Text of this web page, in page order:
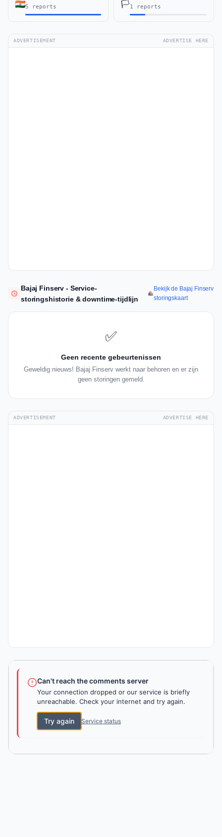
5 reports 🏳️1 reports
ADVERTISEMENT ADVERTISE HERE
Bajaj Finserv - Service-
storingshistorie & downtime-tijdlijn
Bekijk de Bajaj Finserv
storingskaart
✅
Geen recente gebeurtenissen
Geweldig nieuws! Bajaj Finserv werkt naar behoren en er zijn
geen storingen gemeld.
ADVERTISEMENT ADVERTISE HERE
Can't reach the comments server
Your connection dropped or our service is briefly
unreachable. Check your internet and try again.
Try again Service status